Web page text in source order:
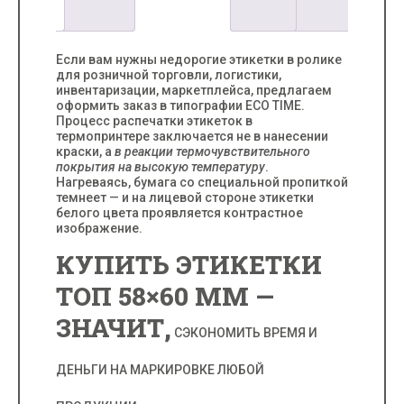
Если вам нужны недорогие этикетки в ролике
для розничной торговли, логистики,
инвентаризации, маркетплейса, предлагаем
оформить заказ в типографии ECO TIME.
Процесс распечатки этикеток в
термопринтере заключается не в нанесении
краски, а в реакции термочувствительного
покрытия на высокую температуру.
Нагреваясь, бумага со специальной пропиткой
темнеет — и на лицевой стороне этикетки
белого цвета проявляется контрастное
изображение.
КУПИТЬ ЭТИКЕТКИ
ТОП 58×60 ММ —
ЗНАЧИТ, СЭКОНОМИТЬ ВРЕМЯ И
ДЕНЬГИ НА МАРКИРОВКЕ ЛЮБОЙ